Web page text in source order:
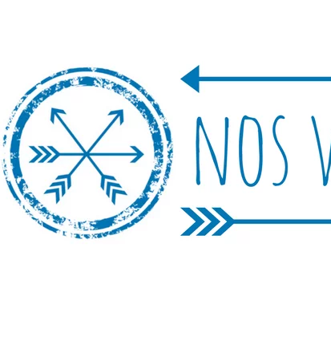
Nos Vamos de Rutica
Un blog de viajes donde se comparte experiencias, trucos y